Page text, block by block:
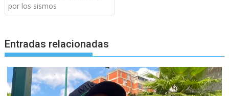
por los sismos
Entradas relacionadas